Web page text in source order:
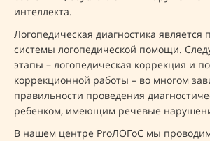
интеллекта.
Логопедическая диагностика
системы логопедической помощи.
этапы – логопедическая коррекция и
коррекционной работы – во многом
правильности проведения
ребенком, имеющим речевые
В нашем центре ProЛОГоС мы